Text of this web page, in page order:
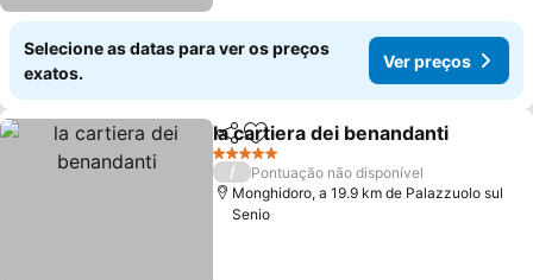
Selecione as datas para ver os preços
exatos.
Ver preços
PartilharAdicionar aos favoritos
la cartiera dei benandanti
5 Estrelas
/
Pontuação não disponível
Monghidoro, a 19.9 km de Palazzuolo sul
Senio